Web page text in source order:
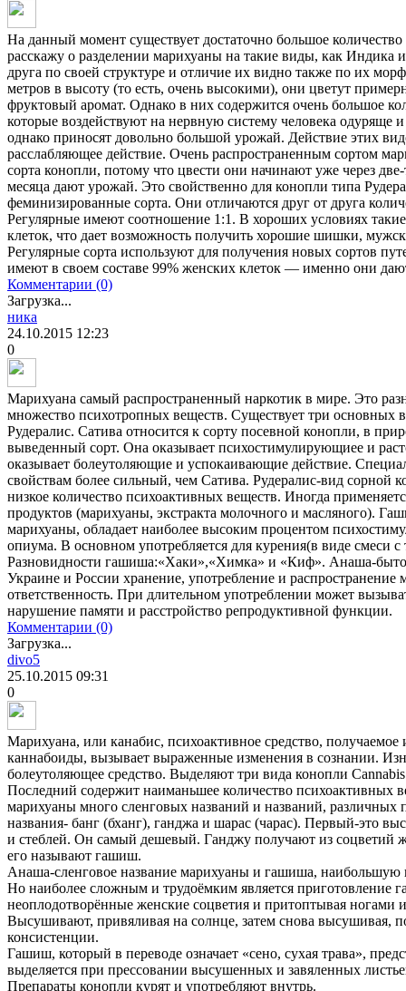
На данный момент существует достаточно большое
расскажу о разделении марихуаны на такие виды, как Индика
друга по своей структуре и отличие их видно также по их
метров в высоту (то есть, очень высокими), они цветут
фруктовый аромат. Однако в них содержится очень большое
которые воздействуют на нервную систему человека
однако приносят довольно большой урожай. Действие этих
расслабляющее действие. Очень распространенным сортом
сорта конопли, потому что цвести они начинают уже через
месяца дают урожай. Это свойственно для конопли типа
феминизированные сорта. Они отличаются друг от друга
Регулярные имеют соотношение 1:1. В хороших условиях
клеток, что дает возможность получить хорошие шишки,
Регулярные сорта используют для получения новых сортов
имеют в своем составе 99% женских клеток — именно они
Комментарии (0)
Загрузка...
ника
24.10.2015 12:23
0
Марихуана самый распространенный наркотик в мире. Это
множество психотропных веществ. Существует три основных
Рудералис. Сатива относится к сорту посевной конопли, в
выведенный сорт. Она оказывает психостимулирующиее и
оказывает болеутоляющие и успокаивающие действие.
свойствам более сильный, чем Сатива. Рудералис-вид сорной
низкое количество психоактивных веществ. Иногда
продуктов (марихуаны, экстракта молочного и масляного).
марихуаны, обладает наиболее высоким процентом
опиума. В основном употребляется для курения(в виде смеси
Разновидности гашиша:«Хаки»,«Химка» и «Киф». Анаша-
Украине и России хранение, употребление и распространение
ответственность. При длительном употреблении может
нарушение памяти и расстройство репродуктивной функции.
Комментарии (0)
Загрузка...
divo5
25.10.2015 09:31
0
Марихуана, или канабис, психоактивное средство, получаемое
каннабоиды, вызывает выраженные изменения в сознании.
болеутоляющее средство. Выделяют три вида конопли
Последний содержит наиманьшее количество психоактивных
марихуаны много сленговых названий и названий,
названия- банг (бханг), ганджа и шарас (чарас). Первый-это
и стеблей. Он самый дешевый. Ганджу получают из соцветий
его называют гашиш.
Анаша-сленговое название марихуаны и гашиша, наибольшую
Но наиболее сложным и трудоёмким является приготовление
неоплодотворённые женские соцветия и притоптывая ногами
Высушивают, привяливая на солнце, затем снова высушивая,
консистенции.
Гашиш, который в переводе означает «сено, сухая трава»,
выделяется при прессовании высушенных и завяленных
Препараты конопли курят и употребляют внутрь.